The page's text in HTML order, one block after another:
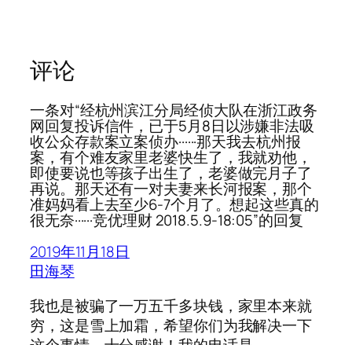
评论
一条对“经杭州滨江分局经侦大队在浙江政务
网回复投诉信件，已于5月8日以涉嫌非法吸
收公众存款案立案侦办······那天我去杭州报
案，有个难友家里老婆快生了，我就劝他，
即使要说也等孩子出生了，老婆做完月子了
再说。那天还有一对夫妻来长河报案，那个
准妈妈看上去至少6-7个月了。想起这些真的
很无奈······竞优理财 2018.5.9-18:05”的回复
2019年11月18日
田海琴
我也是被骗了一万五千多块钱，家里本来就
穷，这是雪上加霜，希望你们为我解决一下